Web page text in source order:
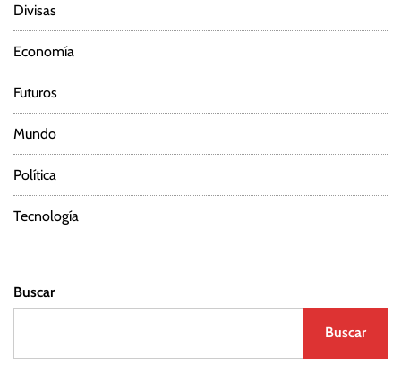
Divisas
Economía
Futuros
Mundo
Política
Tecnología
Buscar
Buscar